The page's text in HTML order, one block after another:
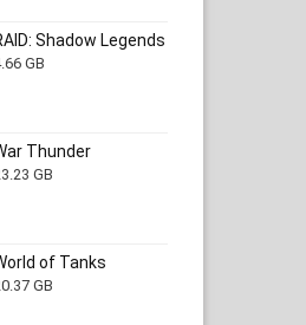
Shadow Legends
GB
Thunder
GB
of Tanks
GB